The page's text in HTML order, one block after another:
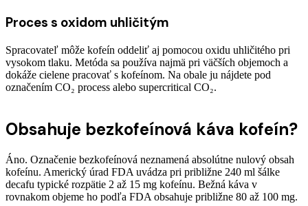
Proces s oxidom uhličitým
Spracovateľ môže kofeín oddeliť aj pomocou oxidu uhličitého pri
vysokom tlaku. Metóda sa používa najmä pri väčších objemoch a
dokáže cielene pracovať s kofeínom. Na obale ju nájdete pod
označením CO₂ process alebo supercritical CO₂.
Obsahuje bezkofeínová káva kofeín?
Áno. Označenie bezkofeínová neznamená absolútne nulový obsah
kofeínu. Americký úrad FDA uvádza pri približne 240 ml šálke
decafu typické rozpätie 2 až 15 mg kofeínu. Bežná káva v
rovnakom objeme ho podľa FDA obsahuje približne 80 až 100 mg.